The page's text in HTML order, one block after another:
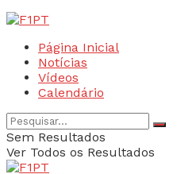
Página Inicial
Notícias
Vídeos
Calendário
Sem Resultados
Ver Todos os Resultados